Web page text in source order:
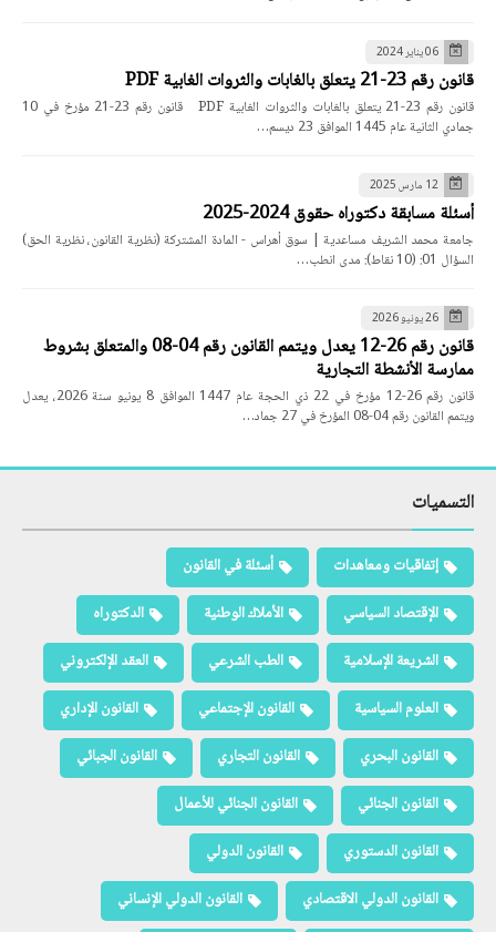
06 يناير 2024
قانون رقم 23-21 يتعلق بالغابات والثروات الغابية PDF
قانون رقم 23-21 يتعلق بالغابات والثروات الغابية PDF قانون رقم 23-21 مؤرخ في 10
جمادي الثانية عام 1445 الموافق 23 ديسم…
12 مارس 2025
أسئلة مسابقة دكتوراه حقوق 2024-2025
جامعة محمد الشريف مساعدية | سوق أهراس - المادة المشتركة (نظرية القانون، نظرية الحق)
السؤال 01: (10 نقاط): مدى انطب…
26 يونيو 2026
قانون رقم 26-12 يعدل ويتمم القانون رقم 04-08 والمتعلق بشروط
ممارسة الأنشطة التجارية
قانون رقم 26-12 مؤرخ في 22 ذي الحجة عام 1447 الموافق 8 يونيو سنة 2026، يعدل
ويتمم القانون رقم 04-08 المؤرخ في 27 جماد…
التسميات
إتفاقيات ومعاهدات
أسئلة في القانون
الإقتصاد السياسي
الأملاك الوطنية
الدكتوراه
الشريعة الإسلامية
الطب الشرعي
العقد الإلكتروني
العلوم السياسية
القانون الإجتماعي
القانون الإداري
القانون البحري
القانون التجاري
القانون الجبائي
القانون الجنائي
القانون الجنائي للأعمال
القانون الدستوري
القانون الدولي
القانون الدولي الاقتصادي
القانون الدولي الإنساني